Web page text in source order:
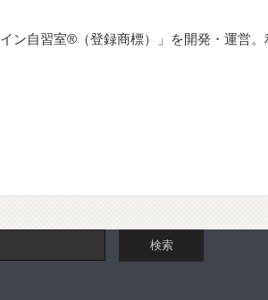
ン自習室®（登録商標）」を開発・運営。